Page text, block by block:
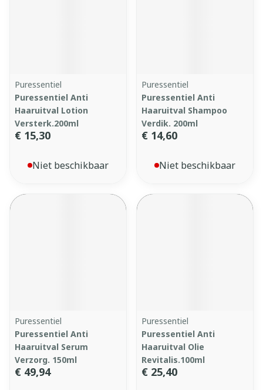
Puressentiel
Puressentiel Anti
Haaruitval Lotion
Versterk.200ml
€ 15,30
Niet beschikbaar
Puressentiel
Puressentiel Anti
Haaruitval Shampoo
Verdik. 200ml
€ 14,60
Niet beschikbaar
Puressentiel
Puressentiel Anti
Haaruitval Serum
Verzorg. 150ml
€ 49,94
Puressentiel
Puressentiel Anti
Haaruitval Olie
Revitalis.100ml
€ 25,40